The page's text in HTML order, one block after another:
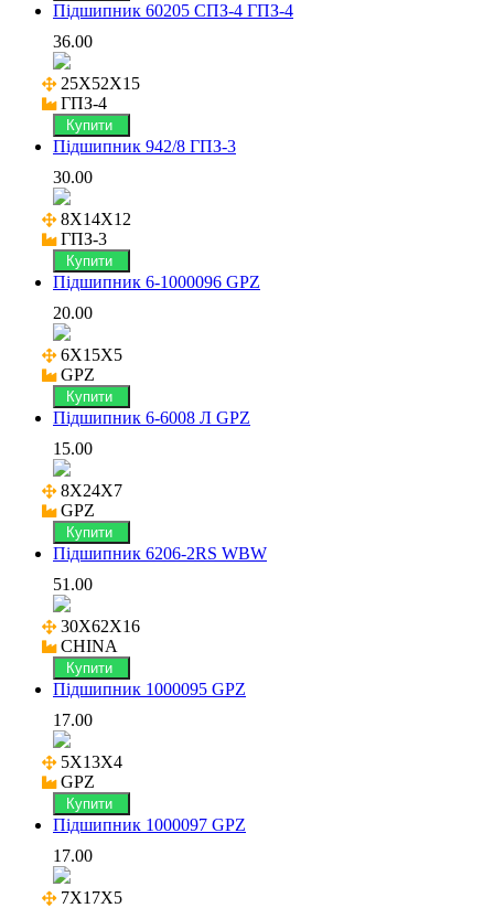
Підшипник 60205 СПЗ-4 ГПЗ-4
36.00
25X52X15
ГПЗ-4
Купити
Підшипник 942/8 ГПЗ-3
30.00
8X14X12
ГПЗ-3
Купити
Підшипник 6-1000096 GPZ
20.00
6X15X5
GPZ
Купити
Підшипник 6-6008 Л GPZ
15.00
8X24X7
GPZ
Купити
Підшипник 6206-2RS WBW
51.00
30X62X16
CHINA
Купити
Підшипник 1000095 GPZ
17.00
5X13X4
GPZ
Купити
Підшипник 1000097 GPZ
17.00
7X17X5